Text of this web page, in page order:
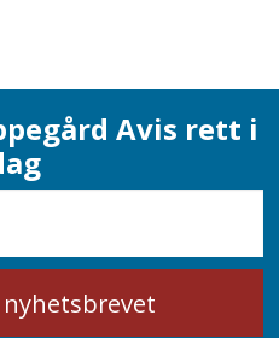
Avis rett i